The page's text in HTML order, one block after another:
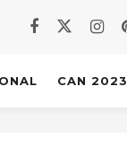
CAN 2023